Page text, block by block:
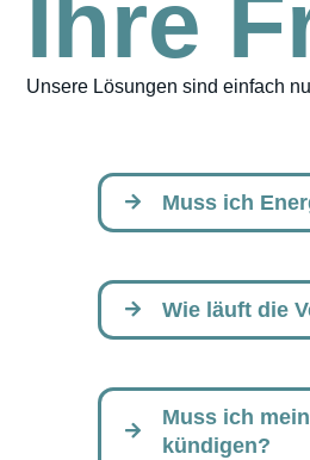
Ihre
Unsere Lösungen sind einfach
Muss ich
Wie läuft die
Muss ich
kündigen?